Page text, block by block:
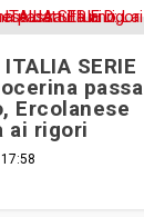
ITALIA SERIE
passa
Ercolanese
ai rigori